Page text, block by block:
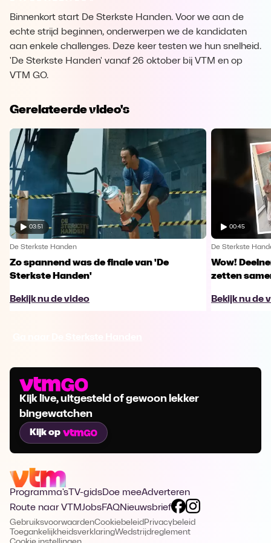
Binnenkort start De Sterkste Handen. Voor we aan de
echte strijd beginnen, onderwerpen we de kandidaten
aan enkele challenges. Deze keer testen we hun snelheid.
'De Sterkste Handen' vanaf 26 oktober bij VTM en op
VTM GO.
Gerelateerde video's
03:51
De Sterkste Handen
Zo spannend was de finale van 'De
Sterkste Handen'
Bekijk nu de video
00:45
De Sterkste
Wow!
zetten
Bekijk nu de
Kijk live, uitgesteld of gewoon lekker
bingewatchen
Kijk op
Programma's TV-gidsDoe meeAdverteren
Route naar VTMJobsFAQNieuwsbrief
GebruiksvoorwaardenCookiebeleid Privacybeleid
ToegankelijkheidsverklaringWedstrijdreglement